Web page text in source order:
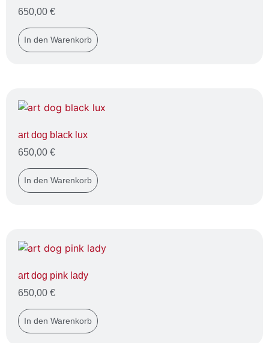
650,00 €
In den Warenkorb
art dog black lux
650,00 €
In den Warenkorb
art dog pink lady
650,00 €
In den Warenkorb